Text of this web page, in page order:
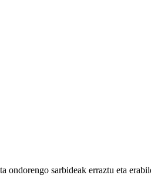
sarbideak erraztu eta